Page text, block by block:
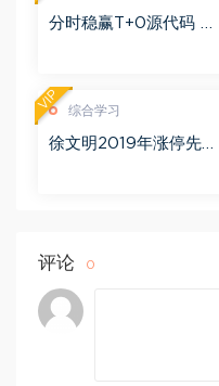
分时稳赢T+0源代码 自
综合学习
徐文明2019年涨停先锋
VIP
评论 0